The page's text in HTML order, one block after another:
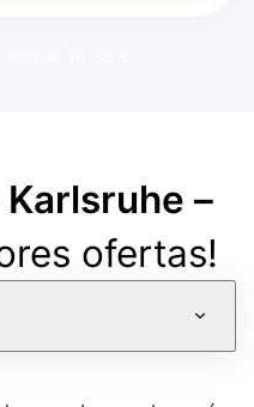
Karlsruhe –
ofertas!